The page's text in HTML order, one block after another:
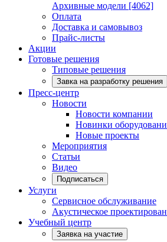
Архивные модели [4062]
Оплата
Доставка и самовывоз
Прайс-листы
Акции
Готовые решения
Типовые решения
Завка на разработку решения
Пресс-центр
Новости
Новости компании
Новинки
Новые проекты
Мероприятия
Статьи
Видео
Подписаться
Услуги
Сервисное обслуживание
Акустическое
Учебный центр
Заявка на участие